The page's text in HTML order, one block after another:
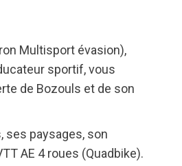
Multisport évasion),
sportif, vous
de Bozouls et de son
ses paysages, son
AE 4 roues (Quadbike).